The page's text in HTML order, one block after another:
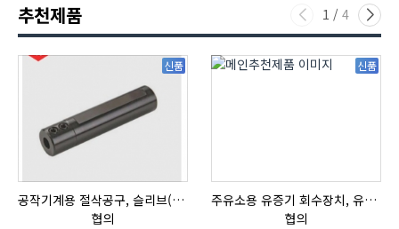
추천제품 1 / 4
신품
공작기계용 절삭공구, 슬리브(SLEEVE)
협의
신품
주유소용 유증기 회수장치, 유증기 회수장치, 방폭형, 방폭형 유증기 회수장치
협의